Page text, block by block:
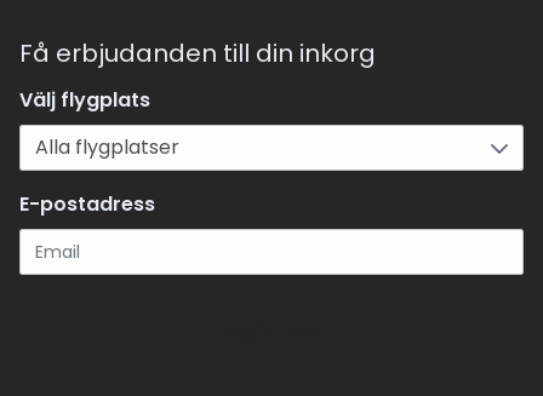
Få erbjudanden till din inkorg
Välj flygplats
E-postadress